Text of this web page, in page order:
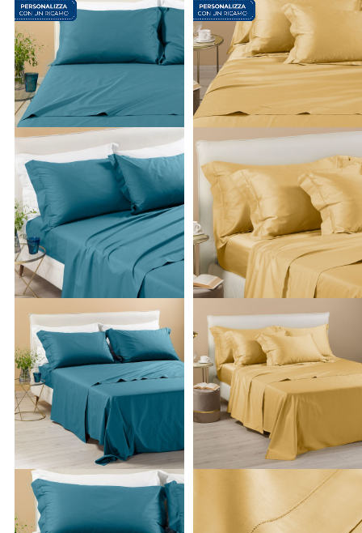
lenzuola matrimoniali, pensati per arricchire la camera
padronale con stampe floreali, trame geometriche o tinte
unite estremamente raffinate, fino al
completo lenzuola
singole
, l'ideale per rallegrare la stanza dei bambini o per
accogliere al meglio gli ospiti. Non mancano, ovviamente, le
proposte per le
lenzuola per letto a una piazza e mezza, un
formato sempre più richiesto per chi desidera il massimo dello
spazio e della comodità. Ogni set è composto con la massima
cura, includendolenzuolo sotto con angolifacilmente
adattabili,
lenzuolo sopra federe coordinate, garantendo così
una vestibilità sempre perfetta sui materassi di ogni spessore.
Perché scegliere la biancheria da letto Caleffi Affidarti
alle lenzuola Caleffisignifica portare nella tua casa tutta
l'eccellenza e la passione del design italiano, unite a
un'attenzione sartoriale per i minimi dettagli. Rispetto alle
altre opzioni presenti sul mercato, i nostri articoli si distinguono
per il perfetto equilibrio tra estetica raffinata, massima durata
e assoluta sicurezza dei materiali, i quali sono rigorosamente
atossici e certificati. Ti offriamo una vastissima gamma di
permettendoti di rinnovare il look della tua zona notte in modo
semplice, accessibile e altamente gratificante. Tutto questo è
a tua disposizione in pochi clic online o direttamente nei nostri
negozi fisici.